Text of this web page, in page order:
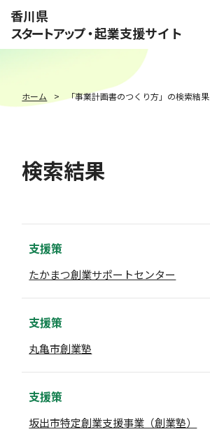
香川県
スタートアップ・起業支援サイト
ホーム 「事業計画書のつくり方」の検索結果
検索結果
支援策
たかまつ創業サポートセンター
支援策
丸亀市創業塾
支援策
坂出市特定創業支援事業（創業塾）